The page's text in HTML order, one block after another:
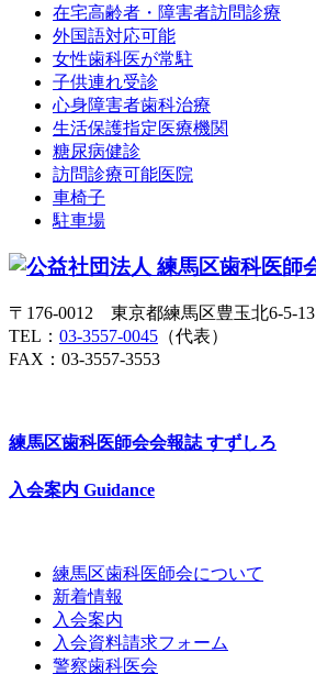
在宅高齢者・障害者訪問診療
外国語対応可能
女性歯科医が常駐
子供連れ受診
心身障害者歯科治療
生活保護指定医療機関
糖尿病健診
訪問診療可能医院
車椅子
駐車場
〒176-0012 東京都練馬区豊玉北6-5-13
TEL： 03-3557-0045 （代表）
FAX：03-3557-3553
練馬区歯科医師会会報誌 すずしろ
入会案内 Guidance
練馬区歯科医師会について
新着情報
入会案内
入会資料請求フォーム
警察歯科医会